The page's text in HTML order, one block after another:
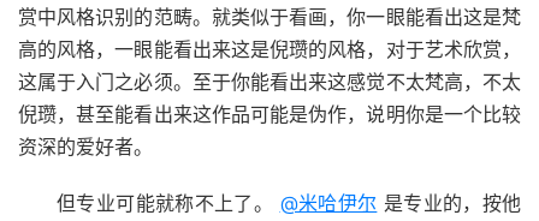
赏中风格识别的范畴。就类似于看画，你一眼能看出这是梵
高的风格，一眼能看出来这是倪瓒的风格，对于艺术欣赏，
这属于入门之必须。至于你能看出来这感觉不太梵高，不太
倪瓒，甚至能看出来这作品可能是伪作，说明你是一个比较
资深的爱好者。
但专业可能就称不上了。 @米哈伊尔 是专业的，按他